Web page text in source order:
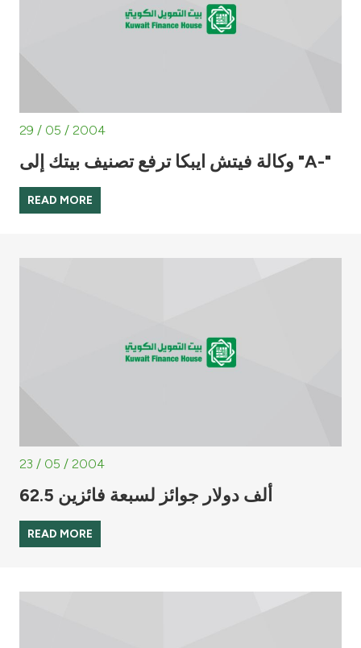
29 / 05 / 2004
وكالة فيتش ايبكا ترفع تصنيف بيتك إلى "A-"
READ MORE
23 / 05 / 2004
62.5 ألف دولار جوائز لسبعة فائزين
READ MORE